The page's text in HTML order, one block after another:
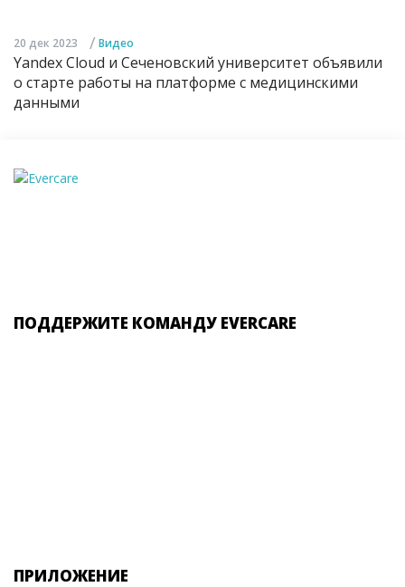
20 дек 2023 / Видео
Yandex Cloud и Сеченовский университет объявили
о старте работы на платформе с медицинскими
данными
ПОДДЕРЖИТЕ КОМАНДУ EVERCARE
ПРИЛОЖЕНИЕ